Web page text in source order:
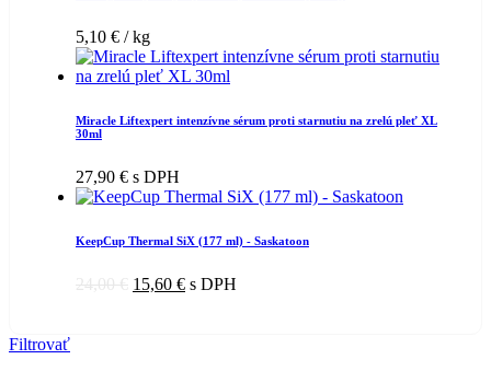
5,10 € / kg
Miracle Liftexpert intenzívne sérum proti starnutiu na zrelú pleť XL
30ml
27,90 € s DPH
KeepCup Thermal SiX (177 ml) - Saskatoon
15,60 € s DPH
Filtrovať